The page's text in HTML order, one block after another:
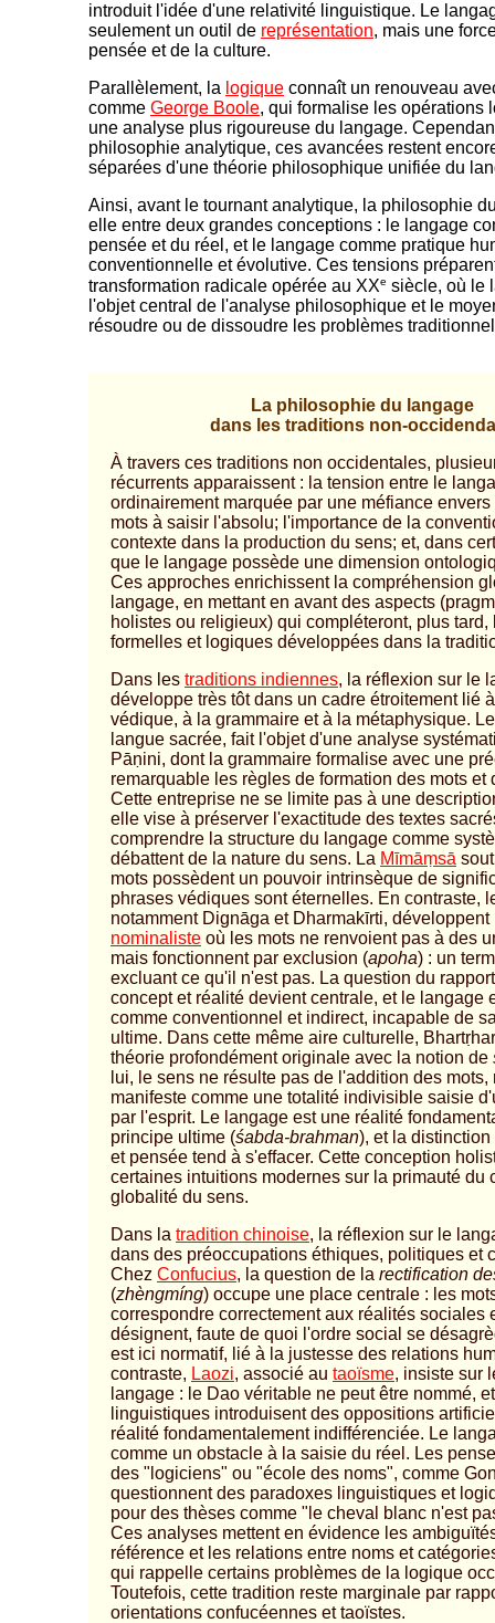
introduit l'idée d'une relativité linguistique. Le
seulement un outil de représentation, mais une
pensée et de la culture.
Parallèlement, la logique connaît un renouveau
comme George Boole, qui formalise les opérations
une analyse plus rigoureuse du langage.
philosophie analytique, ces avancées restent
séparées d'une théorie philosophique unifiée du
Ainsi, avant le tournant analytique, la philosophie
elle entre deux grandes conceptions : le langage
pensée et du réel, et le langage comme pratique
conventionnelle et évolutive. Ces tensions
transformation radicale opérée au XXe siècle, où le
l'objet central de l'analyse philosophique et le
résoudre ou de dissoudre les problèmes
La philosophie du langage
dans les traditions non-
À travers ces traditions non occidentales,
récurrents apparaissent : la tension entre le
ordinairement marquée par une méfiance
mots à saisir l'absolu; l'importance de la
contexte dans la production du sens; et, dans
que le langage possède une dimension
Ces approches enrichissent la compréhension
langage, en mettant en avant des aspects
holistes ou religieux) qui compléteront, plus tard,
formelles et logiques développées dans la
Dans les traditions indiennes, la réflexion sur le
développe très tôt dans un cadre étroitement lié
védique, à la grammaire et à la métaphysique.
langue sacrée, fait l'objet d'une analyse
Pāṇini, dont la grammaire formalise avec une
remarquable les règles de formation des mots et
Cette entreprise ne se limite pas à une
elle vise à préserver l'exactitude des textes
comprendre la structure du langage comme
débattent de la nature du sens. La Mīmāṃsā
mots possèdent un pouvoir intrinsèque de
phrases védiques sont éternelles. En contraste,
notamment Dignāga et Dharmakīrti, développent
nominaliste où les mots ne renvoient pas à des
mais fonctionnent par exclusion (apoha) : un
excluant ce qu'il n'est pas. La question du
concept et réalité devient centrale, et le langage
comme conventionnel et indirect, incapable de
ultime. Dans cette même aire culturelle,
théorie profondément originale avec la notion de
lui, le sens ne résulte pas de l'addition des mots,
manifeste comme une totalité indivisible saisie
par l'esprit. Le langage est une réalité
principe ultime (śabda-brahman), et la
et pensée tend à s'effacer. Cette conception
certaines intuitions modernes sur la primauté du
globalité du sens.
Dans la tradition chinoise, la réflexion sur le
dans des préoccupations éthiques, politiques et
Chez Confucius, la question de la rectification
(zhèngmíng) occupe une place centrale : les
correspondre correctement aux réalités sociales
désignent, faute de quoi l'ordre social se
est ici normatif, lié à la justesse des relations
contraste, Laozi, associé au taoïsme, insiste sur
langage : le Dao véritable ne peut être nommé,
linguistiques introduisent des oppositions
réalité fondamentalement indifférenciée. Le
comme un obstacle à la saisie du réel. Les
des "logiciens" ou "école des noms", comme
questionnent des paradoxes linguistiques et
pour des thèses comme "le cheval blanc n'est
Ces analyses mettent en évidence les
référence et les relations entre noms et
qui rappelle certains problèmes de la logique
Toutefois, cette tradition reste marginale par
orientations confucéennes et taoïstes.